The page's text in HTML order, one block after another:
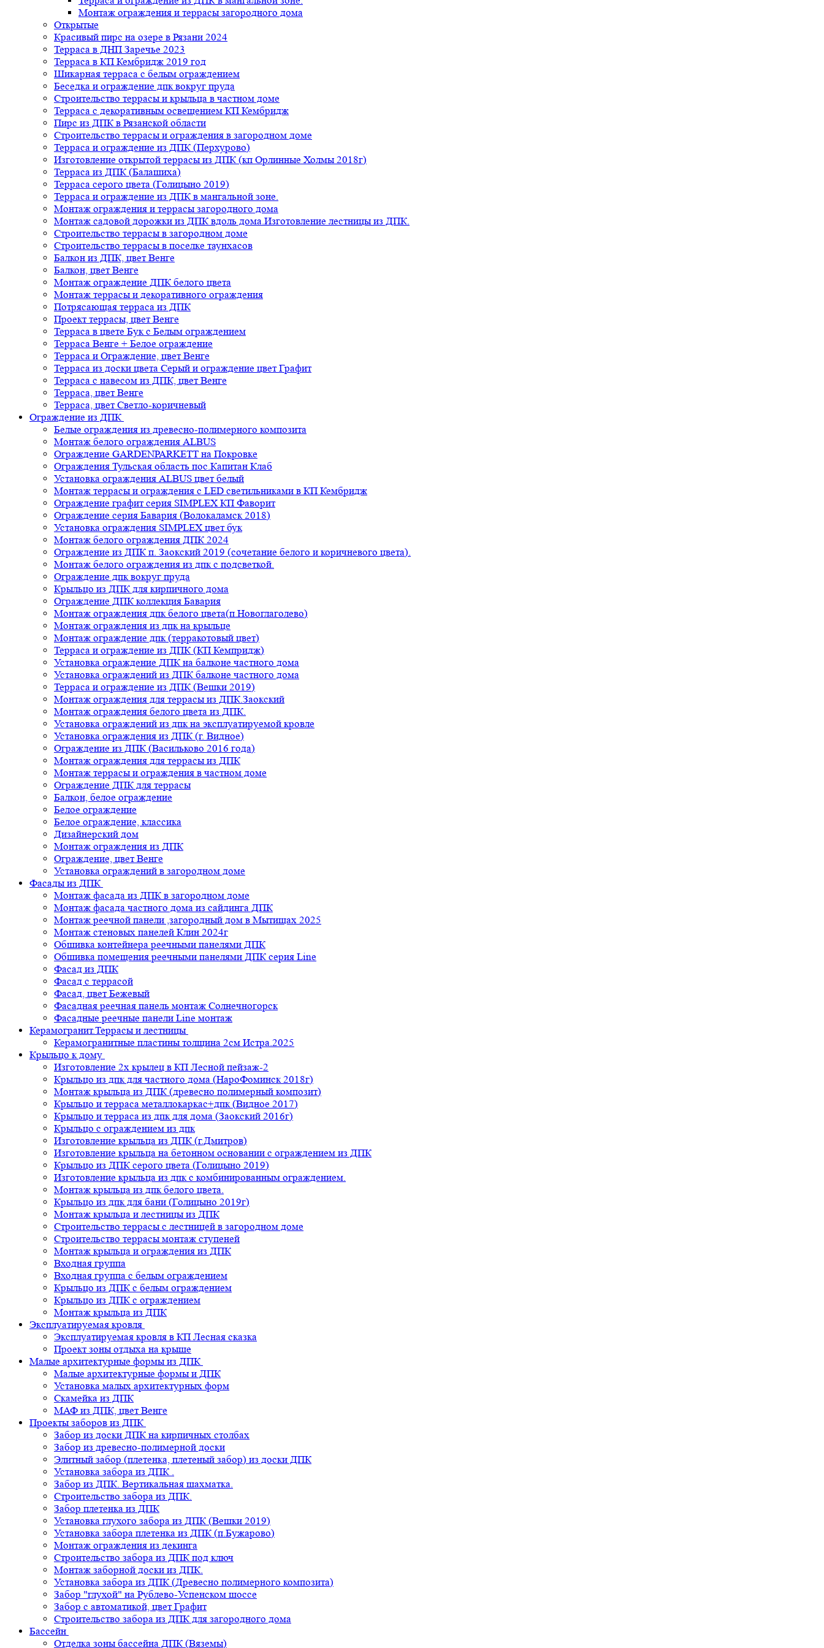
Монтаж ограждения и террасы загородного дома
Открытые
Красивый пирс на озере в Рязани 2024
Терраса в ДНП Заречье 2023
Терраса в КП Кембридж 2019 год
Шикарная терраса с белым ограждением
Беседка и ограждение дпк вокруг пруда
Строительство террасы и крыльца в частном доме
Терраса с декоративным освещением КП Кембридж
Пирс из ДПК в Рязанской области
Строительство террасы и ограждения в загородном доме
Терраса и ограждение из ДПК (Перхурово)
Изготовление открытой террасы из ДПК (кп Орлинные Холмы 2018г)
Терраса из ДПК (Балашиха)
Терраса серого цвета (Голицыно 2019)
Терраса и ограждение из ДПК в мангальной зоне.
Монтаж ограждения и террасы загородного дома
Монтаж садовой дорожки из ДПК вдоль дома.Изготовление лестницы из ДПК.
Строительство террасы в загородном доме
Строительство террасы в поселке таунхасов
Балкон из ДПК, цвет Венге
Балкон, цвет Венге
Монтаж ограждение ДПК белого цвета
Монтаж террасы и декоративного ограждения
Потрясающая терраса из ДПК
Проект террасы, цвет Венге
Терраса в цвете Бук с Белым ограждением
Терраса Венге + Белое ограждение
Терраса и Ограждение, цвет Венге
Терраса из доски цвета Серый и ограждение цвет Графит
Терраса с навесом из ДПК, цвет Венге
Терраса, цвет Венге
Терраса, цвет Светло-коричневый
Ограждение из ДПК
Белые ограждения из древесно-полимерного композита
Монтаж белого ограждения ALBUS
Ограждение GARDENPARKETT на Покровке
Ограждения Тульская область пос.Капитан Клаб
Установка ограждения ALBUS цвет белый
Монтаж террасы и ограждения с LED светильниками в КП Кембридж
Ограждение графит серия SIMPLEX КП Фаворит
Ограждение серия Бавария (Волокаламск 2018)
Установка ограждения SIMPLEX цвет бук
Монтаж белого ограждения ДПК 2024
Ограждение из ДПК п. Заокский 2019 (сочетание белого и коричневого цвета).
Монтаж белого ограждения из дпк с подсветкой.
Ограждение дпк вокруг пруда
Крыльцо из ДПК для кирпичного дома
Ограждение ДПК коллекция Бавария
Монтаж ограждения дпк белого цвета(п.Новоглаголево)
Монтаж ограждения из дпк на крыльце
Монтаж ограждение дпк (терракотовый цвет)
Терраса и ограждение из ДПК (КП Кемпридж)
Установка ограждение ДПК на балконе частного дома
Установка ограждений из ДПК балконе частного дома
Терраса и ограждение из ДПК (Вешки 2019)
Монтаж ограждения для террасы из ДПК.Заокский
Монтаж ограждения белого цвета из ДПК.
Установка ограждений из дпк на эксплуатируемой кровле
Установка ограждения из ДПК (г. Видное)
Ограждение из ДПК (Васильково 2016 года)
Монтаж ограждения для террасы из ДПК
Монтаж террасы и ограждения в частном доме
Ограждение ДПК для террасы
Балкон, белое ограждение
Белое ограждение
Белое ограждение, классика
Дизайнерский дом
Монтаж ограждения из ДПК
Ограждение, цвет Венге
Установка ограждений в загородном доме
Фасады из ДПК
Монтаж фасада из ДПК в загородном доме
Монтаж фасада частного дома из сайдинга ДПК
Монтаж реечной панели ,загородный дом в Мытищах 2025
Монтаж стеновых панелей Клин 2024г
Обшивка контейнера реечными панелями ДПК
Обшивка помещения реечными панелями ДПК серия Line
Фасад из ДПК
Фасад с террасой
Фасад, цвет Бежевый
Фасадная реечная панель монтаж Солнечногорск
Фасадные реечные панели Line монтаж
Керамогранит.Террасы и лестницы
Керамогранитные пластины толщина 2см Истра.2025
Крыльцо к дому
Изготовление 2х крылец в КП Лесной пейзаж-2
Крыльцо из дпк для частного дома (НароФоминск 2018г)
Монтаж крыльца из ДПК (древесно полимерный композит)
Крыльцо и терраса металлокаркас+дпк (Видное 2017)
Крыльцо и терраса из дпк для дома (Заокский 2016г)
Крыльцо с ограждением из дпк
Изготовление крыльца из ДПК (г.Дмитров)
Изготовление крыльца на бетонном основании с ограждением из ДПК
Крыльцо из ДПК серого цвета (Голицыно 2019)
Изготовление крыльца из дпк с комбинированным ограждением.
Монтаж крыльца из дпк белого цвета.
Крыльцо из дпк для бани (Голицыно 2019г)
Монтаж крыльца и лестницы из ДПК
Строительство террасы с лестницей в загородном доме
Строительство террасы монтаж ступеней
Монтаж крыльца и ограждения из ДПК
Входная группа
Входная группа с белым ограждением
Крыльцо из ДПК с белым ограждением
Крыльцо из ДПК с ограждением
Монтаж крыльца из ДПК
Эксплуатируемая кровля
Эксплуатируемая кровля в КП Лесная сказка
Проект зоны отдыха на крыше
Малые архитектурные формы из ДПК
Малые архитектурные формы и ДПК
Установка малых архитектурных форм
Скамейка из ДПК
МАФ из ДПК, цвет Венге
Проекты заборов из ДПК
Забор из доски ДПК на кирпичных столбах
Забор из древесно-полимерной доски
Элитный забор (плетенка, плетеный забор) из доски ДПК
Установка забора из ДПК .
Забор из ДПК. Вертикальная шахматка.
Строительство забора из ДПК.
Забор плетенка из ДПК
Установка глухого забора из ДПК (Вешки 2019)
Установка забора плетенка из ДПК (п.Бужарово)
Монтаж ограждения из декинга
Строительство забора из ДПК под ключ
Монтаж заборной доски из ДПК.
Установка забора из ДПК (Древесно полимерного композита)
Забор "глухой" на Рублево-Успенском шоссе
Забор с автоматикой, цвет Графит
Строительство забора из ДПК для загородного дома
Бассейн
Отделка зоны бассейна ДПК (Вяземы)